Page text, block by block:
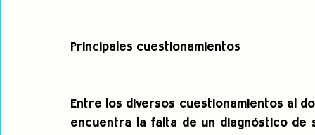
Principales cuestionamientos
Entre los diversos cuestionamientos al
encuentra la falta de un diagnóstico de